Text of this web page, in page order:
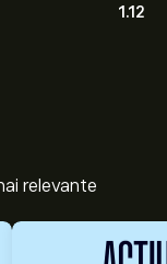
1.12
relevante